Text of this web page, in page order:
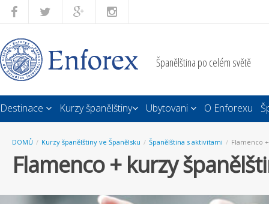
Španělština po celém světě
Destinace Kurzy španělštiny Ubytovani O Enforexu
DOMŮ / Kurzy španělštiny ve Španělsku / Španělština s aktivitami / Flamenco
Flamenco + kurzy